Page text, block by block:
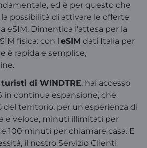
ed è per questo che
possibilità di attivare le offerte
eSIM. Dimentica l'attesa per la
fisica: con l'eSIM dati Italia per
è rapida e semplice,
turisti di WINDTRE, hai accesso
in continua espansione, che
del territorio, per un'esperienza di
e veloce, minuti illimitati per
100 minuti per chiamare casa. E
il nostro Servizio Clienti